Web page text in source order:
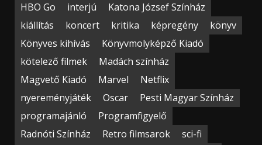
HBO Go
interjú
Katona József Színház
kiállítás
koncert kritika képregény
könyv
Könyves kihívás
Könyvmolyképző Kiadó
kötelező filmek
Madách színház
Magvető Kiadó
Marvel
Netflix
nyereményjáték
Oscar
Pesti Magyar Színház
programajánló
Programfigyelő
Radnóti Színház
Retro filmsarok
sci-fi